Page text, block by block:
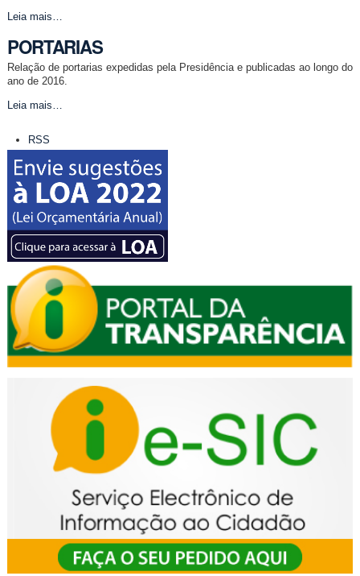
ATOS
MESA
DIRETORA
-
Leia mais…
PORTARIAS
Relação de portarias expedidas pela Presidência e publicadas ao longo do
ano de 2016.
PORTARIAS
Leia mais…
do
RSS